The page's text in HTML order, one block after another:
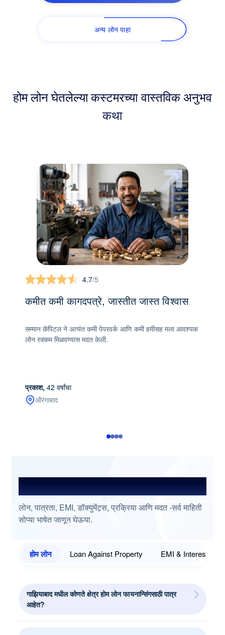
अन्य लोन पाहा
होम लोन घेतलेल्या कस्टमरच्या वास्तविक अनुभव
कथा
4.7/5
कमीत कमी कागदपत्रे, जास्तीत जास्त विश्वास
सम्मान कॅपिटल ने अत्यंत कमी पेपरवर्क आणि कमी हमीसह मला आवश्यक
लोन रक्कम मिळवण्यास मदत केली.
प्रकाश, 42 वर्षांचा
औरंगाबाद
प्रश्नांची उत्तरे शोधा
लोन, पात्रता, EMI, डॉक्युमेंट्स, प्रक्रिया आणि मदत -सर्व माहिती
सोप्या भाषेत जाणून घेऊया.
होम लोन Loan Against Property EMI & Interest
गाझियाबाद मधील कोणते क्षेत्र होम लोन फायनान्सिंगसाठी पात्र
आहेत?